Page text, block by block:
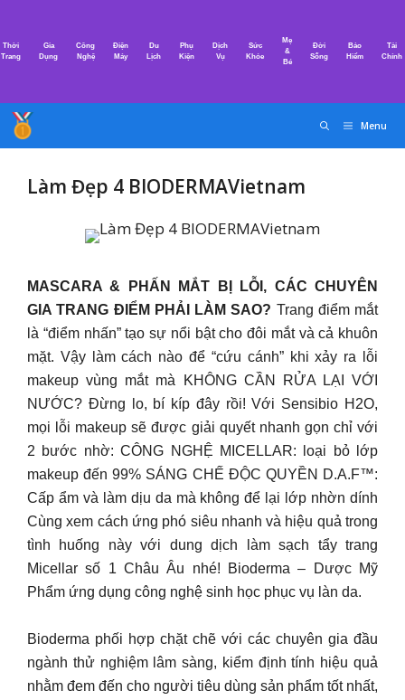
nội
Thời
Trang
Gia
Dụng
Công
Nghệ
Điện
Máy
Du
Lịch
Phụ
Kiện
Dịch
Vụ
Sức
Khỏe
Mẹ
&
Bé
Đời
Sống
Bảo
Hiểm
Tài
Chính
Menu
Làm Đẹp 4 BIODERMAVietnam
MASCARA & PHẤN MẮT BỊ LỖI, CÁC CHUYÊN
GIA TRANG ĐIỂM PHẢI LÀM SAO? Trang điểm mắt
là “điểm nhấn” tạo sự nổi bật cho đôi mắt và cả khuôn
mặt. Vậy làm cách nào để “cứu cánh” khi xảy ra lỗi
makeup vùng mắt mà KHÔNG CẦN RỬA LẠI VỚI
NƯỚC? Đừng lo, bí kíp đây rồi! Với Sensibio H2O,
mọi lỗi makeup sẽ được giải quyết nhanh gọn chỉ với
2 bước nhờ: CÔNG NGHỆ MICELLAR: loại bỏ lớp
makeup đến 99% SÁNG CHẾ ĐỘC QUYỀN D.A.F™:
Cấp ẩm và làm dịu da mà không để lại lớp nhờn dính
Cùng xem cách ứng phó siêu nhanh và hiệu quả trong
tình huống này với dung dịch làm sạch tẩy trang
Micellar số 1 Châu Âu nhé! Bioderma – Dược Mỹ
Phẩm ứng dụng công nghệ sinh học phục vụ làn da.
Bioderma phối hợp chặt chẽ với các chuyên gia đầu
ngành thử nghiệm lâm sàng, kiểm định tính hiệu quả
nhằm đem đến cho người tiêu dùng sản phẩm tốt nhất,